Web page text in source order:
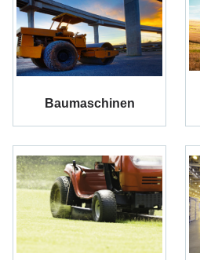
Baumaschinen